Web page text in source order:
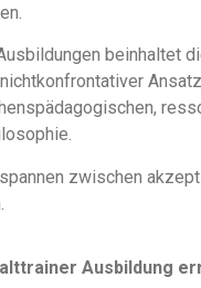
beinhaltet
zwischen
Ausbildung